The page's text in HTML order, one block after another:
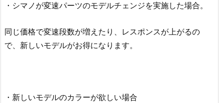
・シマノが変速パーツのモデルチェンジを実施した場合。
同じ価格で変速段数が増えたり、レスポンスが上がるの
で、新しいモデルがお得になります。
・新しいモデルのカラーが欲しい場合